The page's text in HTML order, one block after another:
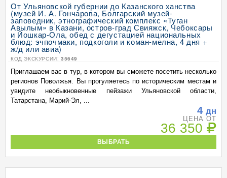
От Ульяновской губернии до Казанского ханства
(музей И. А. Гончарова, Болгарский музей-
заповедник, этнографический комплекс «Туган
Авылым» в Казани, остров-град Свияжск, Чебоксары
и Йошкар-Ола, обед с дегустацией национальных
блюд: эчпочмаки, подкоголи и коман-мелна, 4 дня +
ж/д или авиа)
КОД ЭКСКУРСИИ: 35649
Приглашаем вас в тур, в котором вы сможете посетить несколько
регионов Поволжья. Вы прогуляетесь по историческим местам и
увидите необыкновенные пейзажи Ульяновской области,
Татарстана, Марий-Эл, ...
4 дн
ЦЕНА ОТ
36 350
ВЫБРАТЬ